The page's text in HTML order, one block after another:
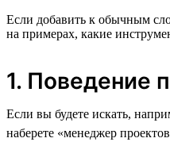
Если добавить к обычным
на примерах, какие
1. Поведение
Если вы будете искать,
наберете «менеджер